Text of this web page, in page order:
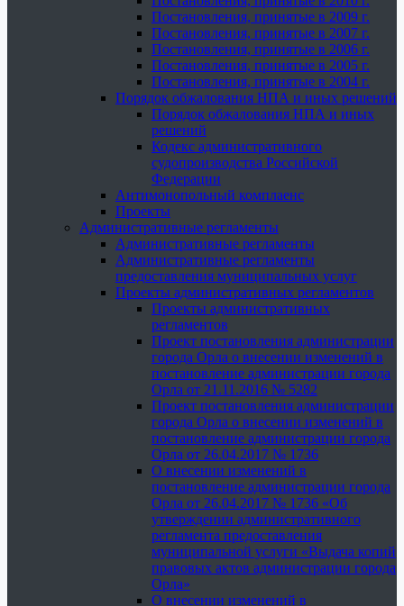
Постановления, принятые в 2009 г.
Постановления, принятые в 2007 г.
Постановления, принятые в 2006 г.
Постановления, принятые в 2005 г.
Постановления, принятые в 2004 г.
Порядок обжалования НПА и иных решений
Порядок обжалования НПА и иных
решений
Кодекс административного
судопроизводства Российской
Федерации
Антимонопольный комплаенс
Проекты
Административные регламенты
Административные регламенты
Административные регламенты
предоставления муниципальных услуг
Проекты административных регламентов
Проекты административных
регламентов
Проект постановления администрации
города Орла о внесении изменений в
постановление администрации города
Орла от 21.11.2016 № 5282
Проект постановления администрации
города Орла о внесении изменений в
постановление администрации города
Орла от 26.04.2017 № 1736
О внесении изменений в
постановление администрации города
Орла от 26.04.2017 № 1736 «Об
утверждении административного
регламента предоставления
муниципальной услуги «Выдача копий
правовых актов администрации города
Орла»
О внесении изменений в